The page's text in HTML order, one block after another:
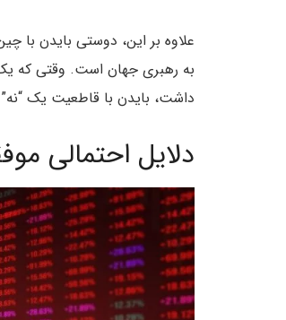
علاوه بر این، دوستی بایدن
به رهبری جهان است. وقتی که یک
داشت، بایدن با قاطعیت یک
دلایل احتمالی